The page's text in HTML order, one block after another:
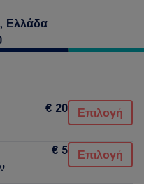
Ελλάδα
€ 20 Επιλογή
€ 5 Επιλογή